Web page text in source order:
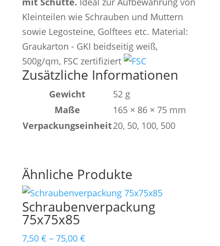
Kleinteilen wie Schrauben und Muttern
sowie Legosteine, Golftees etc. Material:
Graukarton - GKI beidseitig weiß,
500g/qm, FSC zertifiziert
Zusätzliche Informationen
Gewicht
52 g
Maße
165 × 86 × 75 mm
Verpackungseinheit20, 50, 100, 500
Ähnliche Produkte
Schraubenverpackung
75x75x85
7,50 € – 75,00 €